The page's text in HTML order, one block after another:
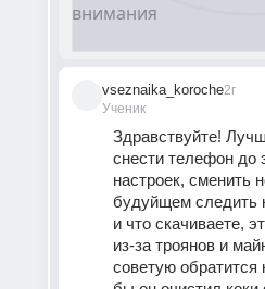
vseznaika_koroche
Ученик
2г
Здравствуйте!
снести телефон до
настроек, сменить
будуйщем следить
и что скачиваете,
из-за троянов и
советую обратится